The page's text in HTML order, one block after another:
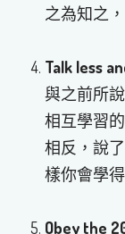
之為知之
Talk less
與之前所
相互學習
相反，說
樣你會學
Obey the